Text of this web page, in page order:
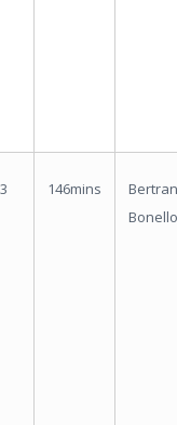
146mins
Bonello